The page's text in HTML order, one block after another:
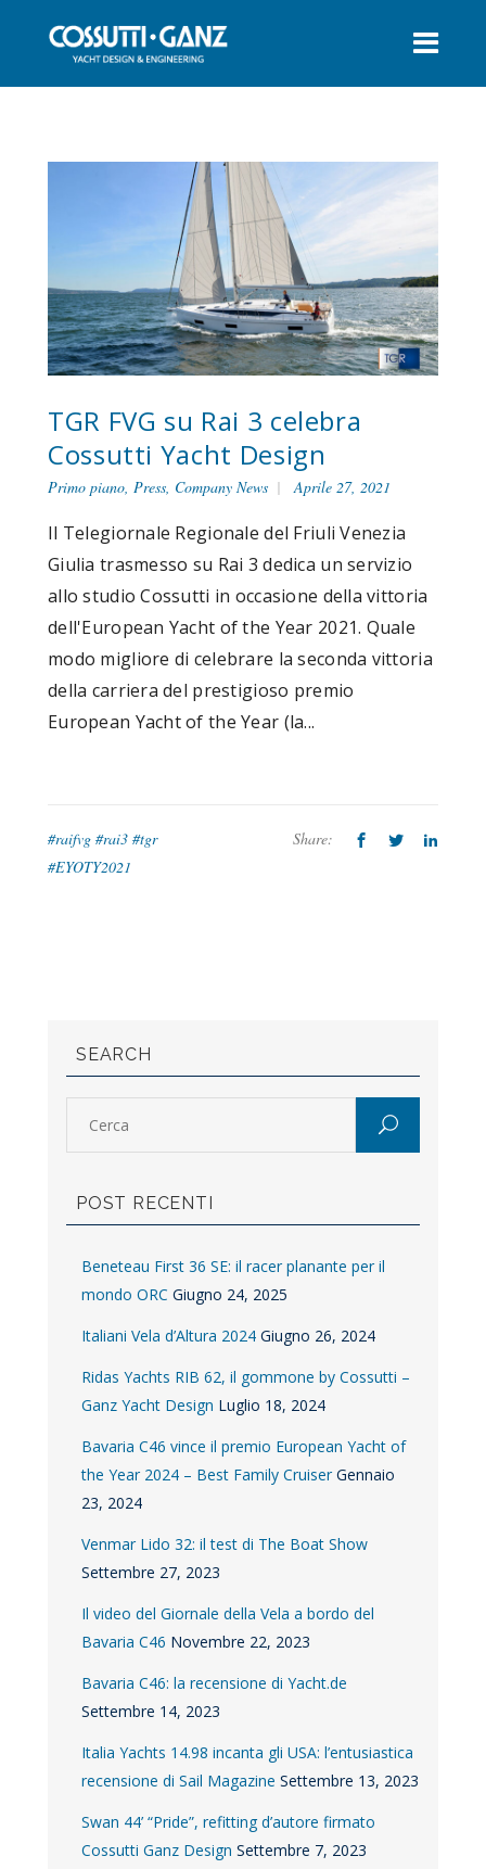
TGR FVG su Rai 3 celebra
Cossutti Yacht Design
Primo piano, Press, Company News Aprile 27, 2021
Il Telegiornale Regionale del Friuli Venezia
Giulia trasmesso su Rai 3 dedica un servizio
allo studio Cossutti in occasione della vittoria
dell'European Yacht of the Year 2021. Quale
modo migliore di celebrare la seconda vittoria
della carriera del prestigioso premio
European Yacht of the Year (la...
#raifvg #rai3 #tgr
#EYOTY2021
Share:
SEARCH
POST RECENTI
Beneteau First 36 SE: il racer planante per il
mondo ORC Giugno 24, 2025
Italiani Vela d’Altura 2024 Giugno 26, 2024
Ridas Yachts RIB 62, il gommone by Cossutti –
Ganz Yacht Design Luglio 18, 2024
Bavaria C46 vince il premio European Yacht of
the Year 2024 – Best Family Cruiser Gennaio
23, 2024
Venmar Lido 32: il test di The Boat Show
Settembre 27, 2023
Il video del Giornale della Vela a bordo del
Bavaria C46 Novembre 22, 2023
Bavaria C46: la recensione di Yacht.de
Settembre 14, 2023
Italia Yachts 14.98 incanta gli USA: l’entusiastica
recensione di Sail Magazine Settembre 13, 2023
Swan 44’ “Pride”, refitting d’autore firmato
Cossutti Ganz Design Settembre 7, 2023